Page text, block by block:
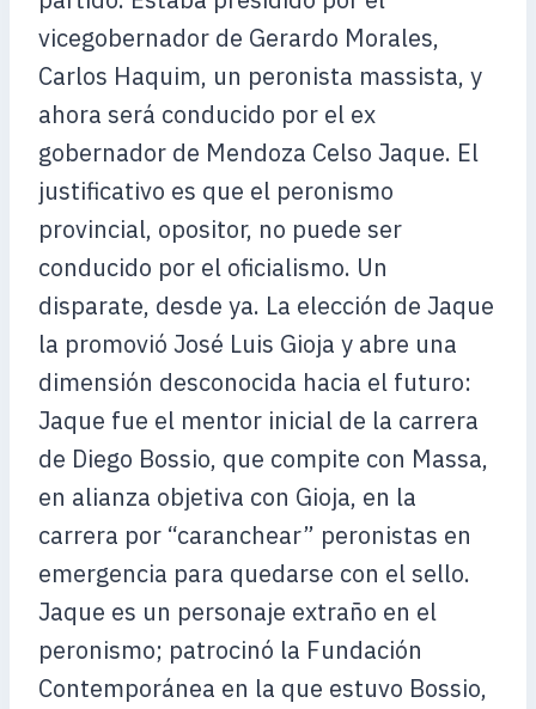
vicegobernador de Gerardo Morales,
Carlos Haquim, un peronista massista, y
ahora será conducido por el ex
gobernador de Mendoza Celso Jaque. El
justificativo es que el peronismo
provincial, opositor, no puede ser
conducido por el oficialismo. Un
disparate, desde ya. La elección de Jaque
la promovió José Luis Gioja y abre una
dimensión desconocida hacia el futuro:
Jaque fue el mentor inicial de la carrera
de Diego Bossio, que compite con Massa,
en alianza objetiva con Gioja, en la
carrera por “caranchear” peronistas en
emergencia para quedarse con el sello.
Jaque es un personaje extraño en el
peronismo; patrocinó la Fundación
Contemporánea en la que estuvo Bossio,